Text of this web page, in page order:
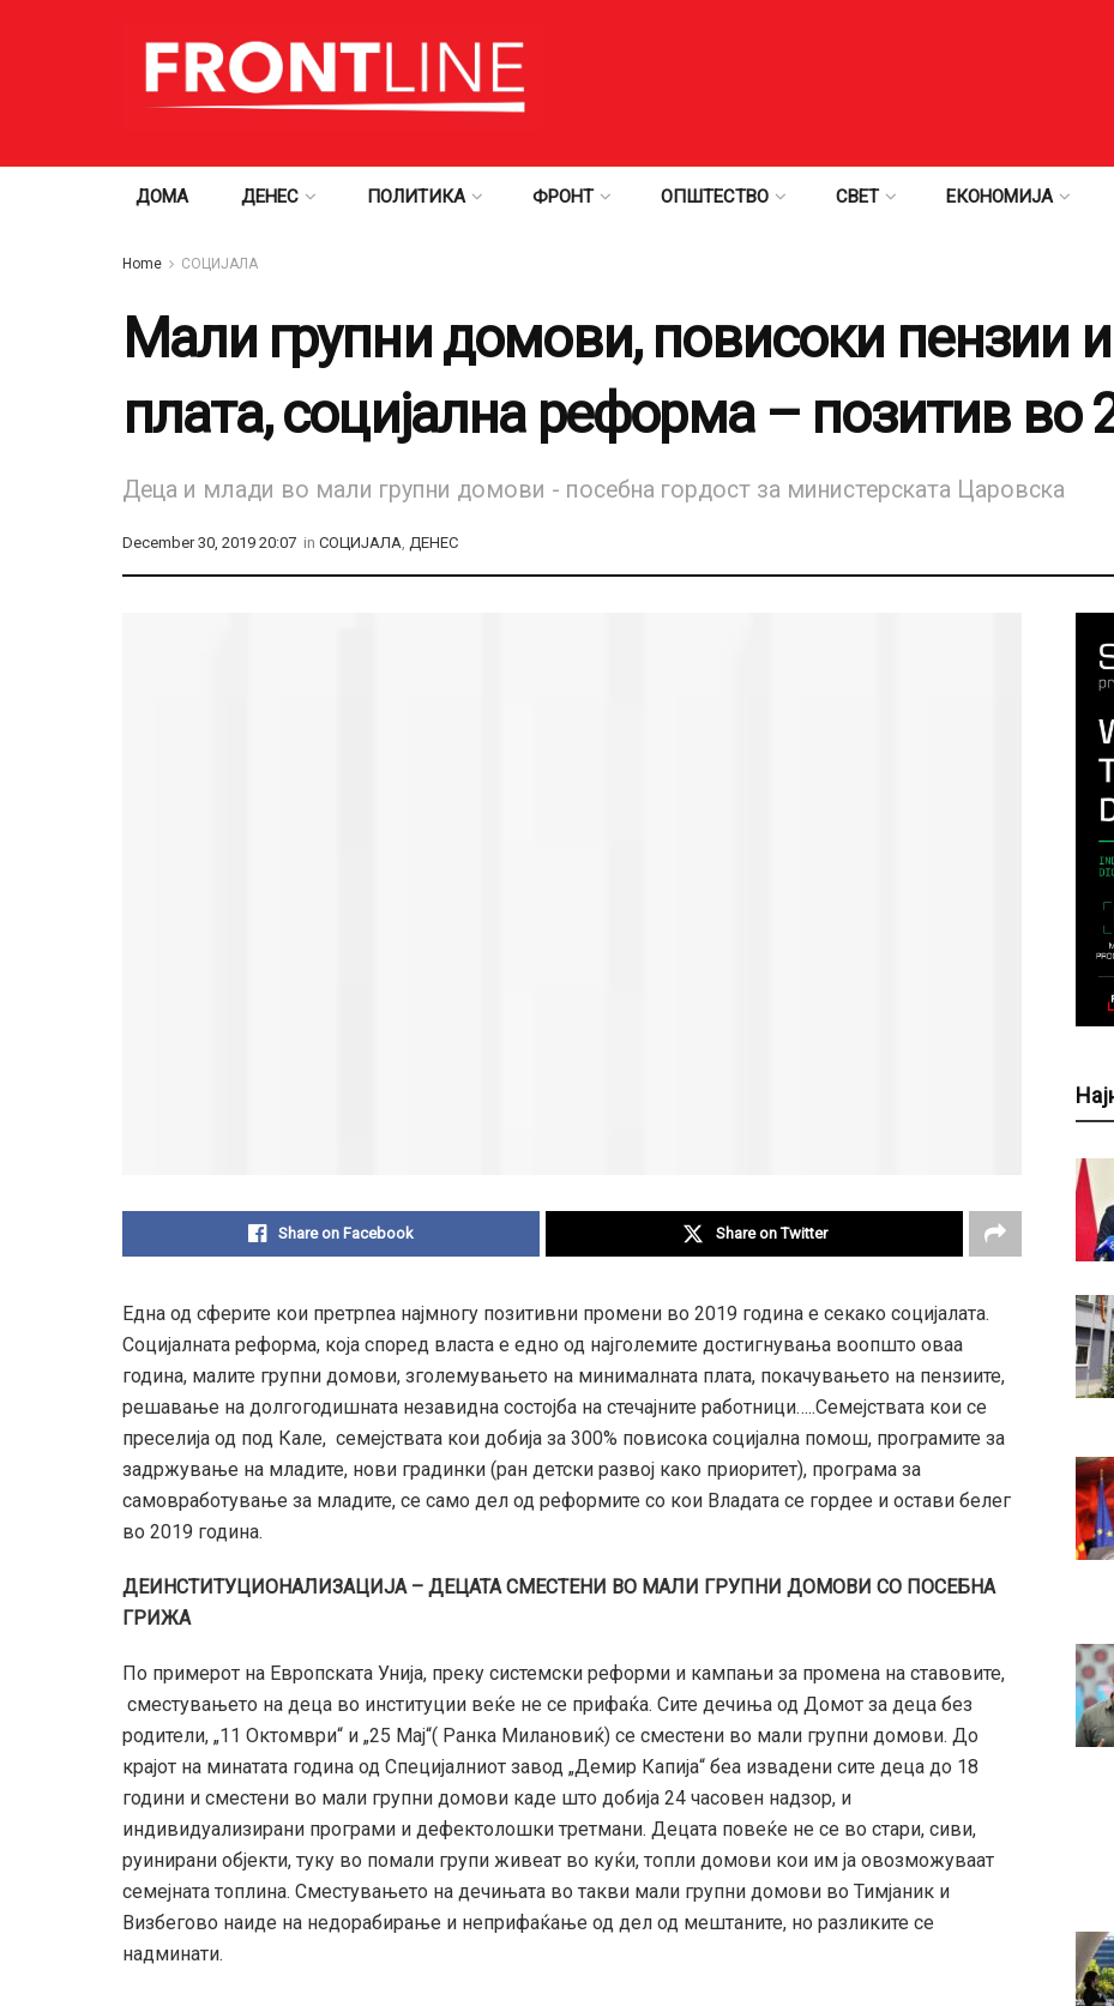
ДОМА ДЕНЕС ПОЛИТИКА ФРОНТ ОПШТЕСТВО СВЕТ ЕКОНОМИЈА
Home СОЦИЈАЛА
Mали групни домови, повисоки пензии
плата, социјална реформа – позитив во
Деца и млади во мали групни домови - посебна гордост за министерската Царовска
December 30, 2019 20:07 in СОЦИЈАЛА, ДЕНЕС
Share on Facebook Share on Twitter
Eдна од сферите кои претрпеа најмногу позитивни промени во 2019 година е секако социјалата.
Социјалната реформа, која според власта е едно од најголемите достигнувања воопшто оваа
година, малите групни домови, зголемувањето на минималната плата, покачувањето на пензиите,
решавање на долгогодишната незавидна состојба на стечајните работници…..Семејствата кои се
преселија од под Кале, семејствата кои добија за 300% повисока социјална помош, програмите за
задржување на младите, нови градинки (ран детски развој како приоритет), програма за
самовработување за младите, се само дел од реформите со кои Владата се гордее и остави белег
во 2019 година.
ДЕИНСТИТУЦИОНАЛИЗАЦИЈА – ДЕЦАТА СМЕСТЕНИ ВО МАЛИ ГРУПНИ ДОМОВИ СО ПОСЕБНА
ГРИЖА
По примерот на Европската Унија, преку системски реформи и кампањи за промена на ставовите,
сместувањето на деца во институции веќе не се прифаќа. Сите дечиња од Домот за деца без
родители, „11 Октомври“ и „25 Мај“( Ранка Милановиќ) се сместени во мали групни домови. До
крајот на минатата година од Специјалниот завод „Демир Капија“ беа извадени сите деца до 18
години и сместени во мали групни домови каде што добија 24 часовен надзор, и
индивидуализирани програми и дефектолошки третмани. Децата повеќе не се во стари, сиви,
руинирани објекти, туку во помали групи живеат во куќи, топли домови кои им ја овозможуваат
семејната топлина. Сместувањето на дечињата во такви мали групни домови во Тимјаник и
Визбегово наиде на недорабирање и неприфаќање од дел од мештаните, но разликите се
надминати.